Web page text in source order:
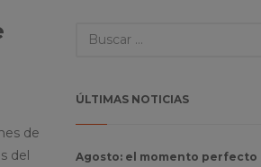
de
del
ÚLTIMAS NOTICIAS
Agosto: el momento perfecto